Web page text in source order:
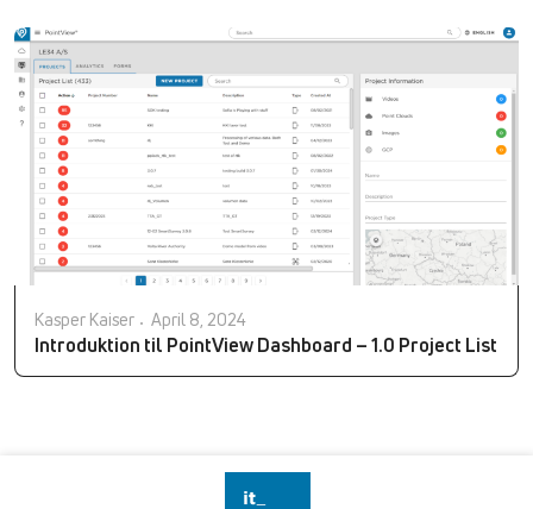
Kasper Kaiser April 8, 2024
Introduktion til PointView Dashboard – 1.0 Project List